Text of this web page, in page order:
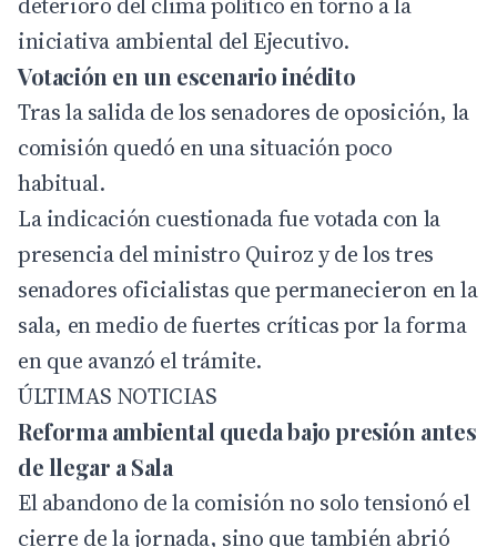
iniciativa ambiental del Ejecutivo.
Votación en un escenario inédito
Tras la salida de los senadores de oposición, la
comisión quedó en una situación poco
habitual.
La indicación cuestionada fue votada con la
presencia del ministro Quiroz y de los tres
senadores oficialistas que permanecieron en la
sala, en medio de fuertes críticas por la forma
en que avanzó el trámite.
ÚLTIMAS NOTICIAS
Reforma ambiental queda bajo presión antes
de llegar a Sala
El abandono de la comisión no solo tensionó el
cierre de la jornada, sino que también abrió